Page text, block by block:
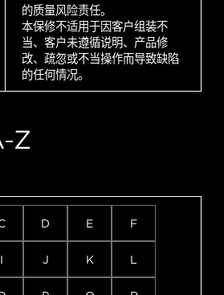
的质量风险责任。
本保修不适用于因客户组装不
当、客户未遵循说明、产品修
改、疏忽或不当操作而导致缺陷
的任何情况。
Z
D E F
I J K L